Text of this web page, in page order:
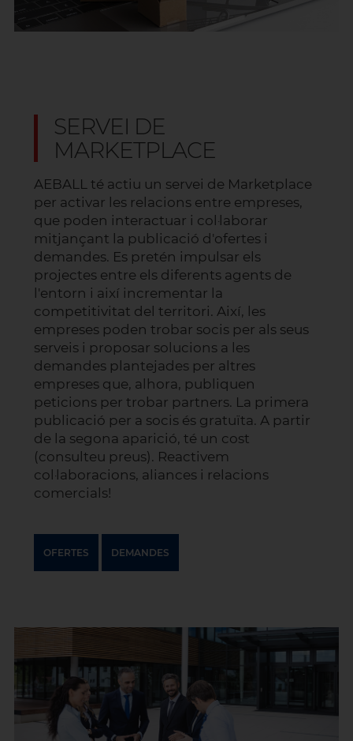
SERVEI DE
MARKETPLACE
AEBALL té actiu un servei de Marketplace
per activar les relacions entre empreses,
que poden interactuar i col·laborar
mitjançant la publicació d'ofertes i
demandes. Es pretén impulsar els
projectes entre els diferents agents de
l'entorn i així incrementar la
competitivitat del territori. Així, les
empreses poden trobar socis per als seus
serveis i proposar solucions a les
demandes plantejades per altres
empreses que, alhora, publiquen
peticions per trobar partners. La primera
publicació per a socis és gratuïta. A partir
de la segona aparició, té un cost
(consulteu preus). Reactivem
col·laboracions, aliances i relacions
comercials!
OFERTES DEMANDES